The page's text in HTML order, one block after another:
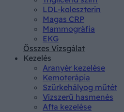
LDL-koleszterin
Magas CRP
Mammográfia
EKG
Összes Vizsgálat
Kezelés
Aranyér kezelése
Kemoterápia
Szürkehályog műtét
Vízszerű hasmenés
Afta kezelése